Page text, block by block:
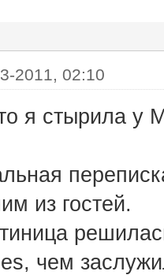
2011, 02:10
я стырила у
из гостей.
чем